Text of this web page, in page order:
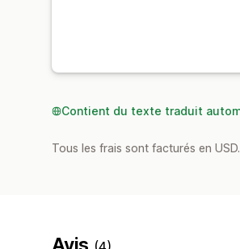
Contient du texte traduit
Tous les frais sont facturés en